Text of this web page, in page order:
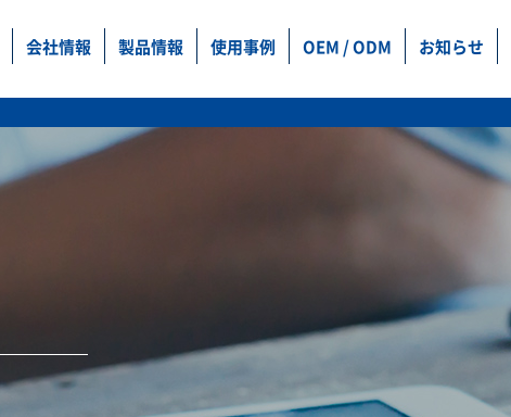
会社情報 製品情報 使用事例 OEM / ODM お知らせ